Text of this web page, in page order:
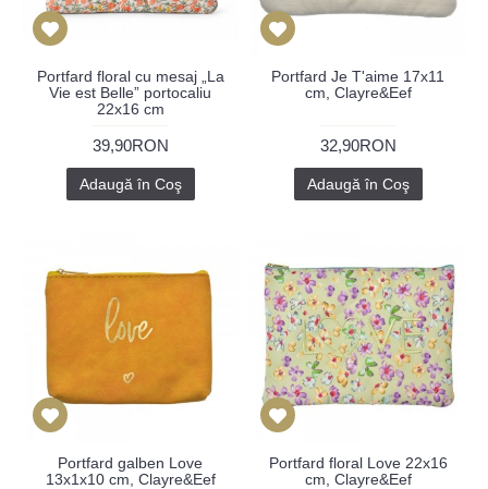
Portfard floral cu mesaj „La
Vie est Belle” portocaliu
22x16 cm
39,90RON
Adaugă în Coş
Portfard Je T'aime 17x11
cm, Clayre&Eef
32,90RON
Adaugă în Coş
Portfard galben Love
13x1x10 cm, Clayre&Eef
Portfard floral Love 22x16
cm, Clayre&Eef